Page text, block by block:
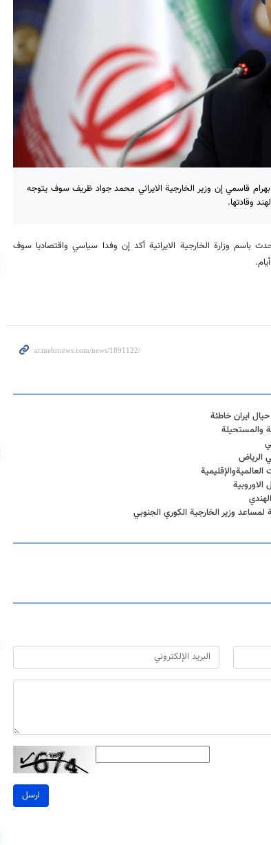
بهرام قاسمي إن وزير الخارجية الايراني محمد جواد ظريف سوف يتوجه
وقادتها.
باسم وزارة الخارجية الايرانية أكد إن وفدا سياسي واقتصاديا سوف
ايران خاطئة
والمستحيلة
الرياض
وزير الخارجية الكوري الجنوبي
ارسل